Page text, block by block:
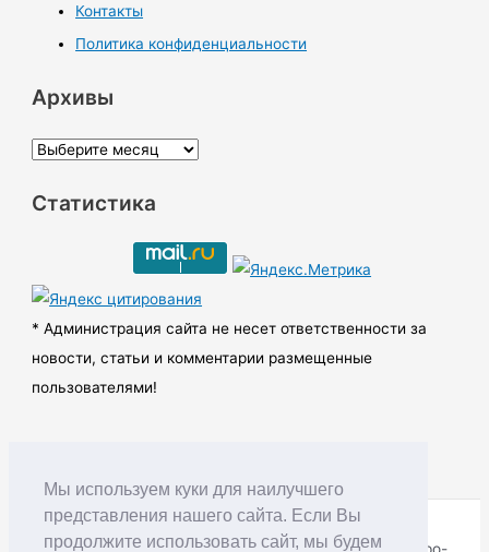
Мы используем куки для наилучшего
представления нашего сайта. Если Вы
продолжите использовать сайт, мы будем
Контакты
Политика конфиденциальности
Архивы
А
х
ы
Статистика
* Администрация сайта не несет ответственности за
новости, статьи и комментарии размещенные
пользователями!
Copyright © RUDNIK.MOBI 28.06.2008 - 2026 | Северо-